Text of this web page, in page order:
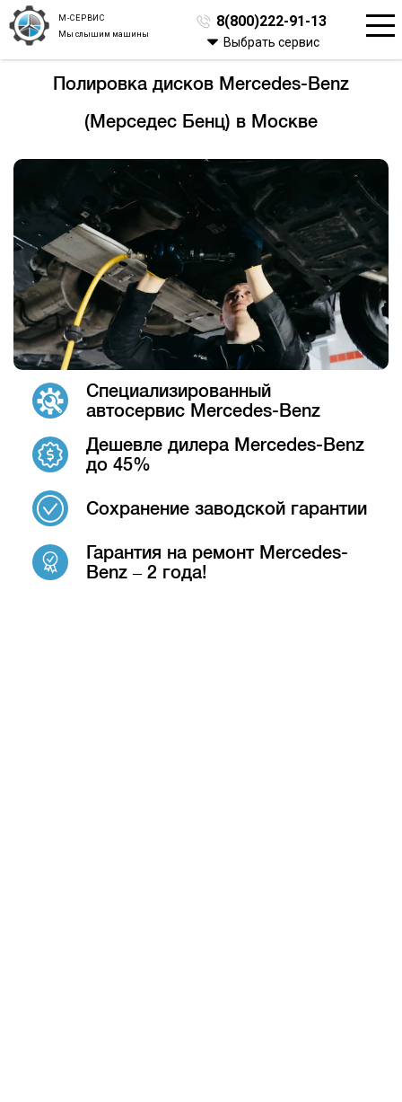
М-СЕРВИС
Мы слышим машины
8(800)222-91-13
Выбрать сервис
Полировка дисков Mercedes-Benz
(Мерседес Бенц) в Москве
Специализированный
автосервис Mercedes-Benz
Дешевле дилера Mercedes-Benz
до 45%
Сохранение заводской гарантии
Гарантия на ремонт Mercedes-
Benz – 2 года!